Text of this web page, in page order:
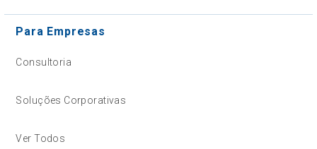
Para Empresas
Consultoria
Soluções Corporativas
Ver Todos